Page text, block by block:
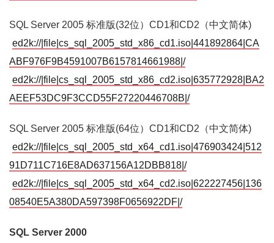
SQL Server 2005 标准版(32位）CD1和CD2（中文简体)
ed2k://|file|cs_sql_2005_std_x86_cd1.iso|441892864|CA
ABF976F9B4591007B6157814661988|/
ed2k://|file|cs_sql_2005_std_x86_cd2.iso|635772928|BA2
AEEF53DC9F3CCD55F27220446708B|/
SQL Server 2005 标准版(64位）CD1和CD2（中文简体)
ed2k://|file|cs_sql_2005_std_x64_cd1.iso|476903424|512
91D711C716E8AD637156A12DBB818|/
ed2k://|file|cs_sql_2005_std_x64_cd2.iso|622227456|136
08540E5A380DA597398F0656922DF|/
SQL Server 2000